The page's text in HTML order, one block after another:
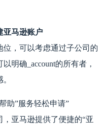
亚马逊账户
，可以考虑通过子公司的
明确_account的所有者，
助”服务轻松申请”
亚马逊提供了便捷的“亚